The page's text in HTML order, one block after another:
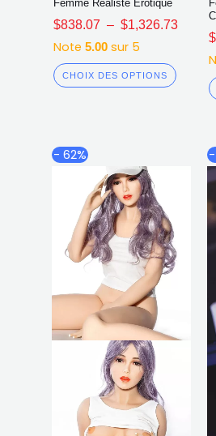
Femme Réaliste Érotique
$838.07 – $1,326.73
Note 5.00sur 5
CHOIX DES OPTIONS
$
- 62%
Plage
Les
-